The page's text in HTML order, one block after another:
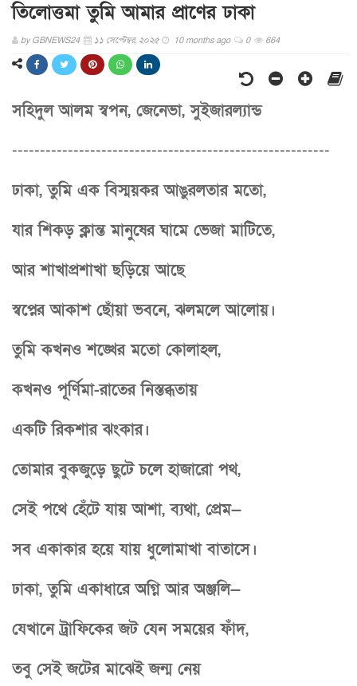
তিলোত্তমা তুমি আমার প্রাণের ঢাকা
byGBNEWS24 ১১ সেপ্টেম্বর, ২০২৫ 10 months ago 0 664
সহিদুল আলম স্বপন, জেনেভা, সুইজারল্যান্ড
---------------------------------------------------------
ঢাকা, তুমি এক বিস্ময়কর আঙুরলতার মতো,
যার শিকড় ক্লান্ত মানুষের ঘামে ভেজা মাটিতে,
আর শাখাপ্রশাখা ছড়িয়ে আছে
স্বপ্নের আকাশ ছোঁয়া ভবনে, ঝলমলে আলোয়।
তুমি কখনও শঙ্খের মতো কোলাহল,
কখনও পূর্ণিমা-রাতের নিস্তব্ধতায়
একটি রিকশার ঝংকার।
তোমার বুকজুড়ে ছুটে চলে হাজারো পথ,
সেই পথে হেঁটে যায় আশা, ব্যথা, প্রেম—
সব একাকার হয়ে যায় ধুলোমাখা বাতাসে।
ঢাকা, তুমি একাধারে অগ্নি আর অঞ্জলি—
যেখানে ট্রাফিকের জট যেন সময়ের ফাঁদ,
তবু সেই জটের মাঝেই জন্ম নেয়